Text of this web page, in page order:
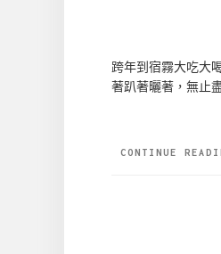
跨年到宿霧大吃大
著趴著曬著，無止
CONTINUE